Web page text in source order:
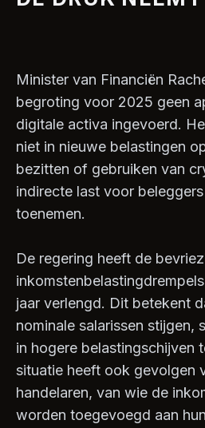
Minister van Financiën
begroting voor 2025 geen
digitale activa ingevoerd.
niet in nieuwe belastingen
bezitten of gebruiken van
indirecte last voor
toenemen.
De regering heeft de
jaar verlengd. Dit betekent
nominale salarissen stijgen,
in hogere belastingschijven
situatie heeft ook gevolgen
handelaren, van wie de
worden toegevoegd aan